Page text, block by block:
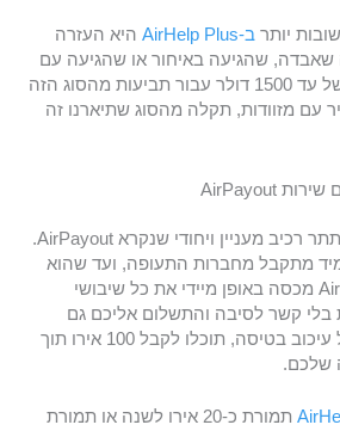
יותר ב-AirHelp Plus
היא העזרה
שאבדה, שהגיעה באיחור או שהגיעה עם
נזק. תוכלו לקבל פיצוי של עד 1500 דולר עבור תביעות מהסוג הזה
עם מזוודות, תקלה מהסוג שתיארנו זה
מסתתר רכיב מעניין ויחודי שנקרא AirPayout.
מתקבל מחברות התעופה, ועד שהוא
מגיע לוקח זמן, AirPayout מכסה באופן מיידי את כל שיבושי
בלי קשר לסיבה והתשלום אליכם גם
מהיר מאוד. במקרה של עיכוב בטיסה, תוכלו לקבל 100 אירו תוך
תמורת כ-20 אירו לשנה או תמורת